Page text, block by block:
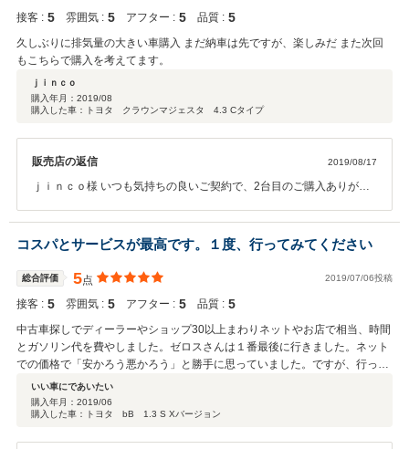
ご相談ください。 今後ともよろしくお願いいたします。
接客 : 5 雰囲気 : 5 アフター : 5 品質 : 5
久しぶりに排気量の大きい車購入 まだ納車は先ですが、楽しみだ また次回
もこちらで購入を考えてます。
ｊｉｎｃｏ
購入年月： 2019/08
購入した車：トヨタ クラウンマジェスタ 4.3 Cタイプ
販売店の返信 2019/08/17
ｊｉｎｃｏ様 いつも気持ちの良いご契約で、2台目のご購入ありがと
従業員みんな名前を聞くと、すぐにわかりますよ。（笑） お客様も
様々ですので年間数百台販売しておりますと、数年前のお客様の名前
を言われても誰だかすぐにわからないケースもございますが、ｊｉｎ
ｃｏ様は名前を聞くだけですぐにわかりますので、次回のご購入の際
もお名前言っていただければ、すぐご対応致します。 今回のマジェス
タは今の車両より排気量も大きくなりますので自動車税も少々高くな
りますが、走りは高級車なので、遠距離や高速道路等では安定した走
りで、快適に走行できると思いますよ。 次回車両入替の時にも気に入
っていただける車両が見つかるように、いい車両を仕入れできるよう
いいたします。 納車はもう少々お待ちください。
コスパとサービスが最高です。１度、行ってみてください
総合評価 5点 2019/07/06投稿
接客 : 5 雰囲気 : 5 アフター : 5 品質 : 5
中古車探しでディーラーやショップ30以上まわりネットやお店で相当、時間
とガソリン代を費やしました。ゼロスさんは１番最後に行きました。ネット
での価格で「安かろう悪かろう」と勝手に思っていました。ですが、行って
大正解！bBを見て、価格と色と距離数、程度の良さにその日のうちに決めま
した。正確には1度、エンジンをかけていただいた状態を見せていただき、
話を聞いて、その後、１度、冷静に考えようとお店を出ました。ですが、す
いい車にであいたい
購入年月： 2019/06
購入した車：トヨタ bB 1.3 S Xバージョン